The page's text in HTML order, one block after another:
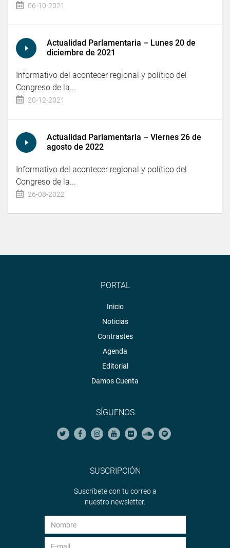
06-10-2021
Actualidad Parlamentaria – Lunes 20 de
diciembre de 2021
Informativo del acontecer regional y político del
Congreso de la...
20-12-2021
Actualidad Parlamentaria – Viernes 26 de
agosto de 2022
Informativo del acontecer regional y político del
Congreso de la...
26-08-2022
PORTAL
Inicio
Noticias
Contrastes
Agenda
Editorial
Damos Cuenta
SÍGUENOS
SUSCRIPCIÓN
Suscríbete con tu correo a
nuestro newsletter.